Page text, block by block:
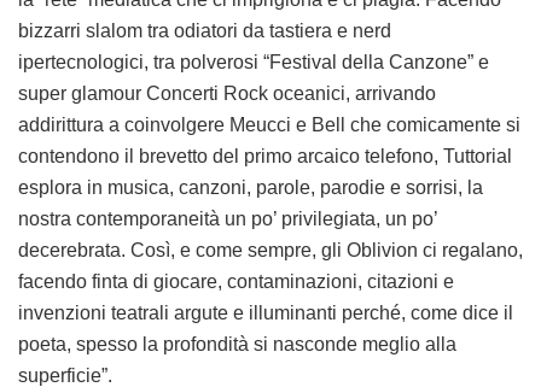
bizzarri slalom tra odiatori da tastiera e nerd
ipertecnologici, tra polverosi “Festival della Canzone” e
super glamour Concerti Rock oceanici, arrivando
addirittura a coinvolgere Meucci e Bell che comicamente si
contendono il brevetto del primo arcaico telefono, Tuttorial
esplora in musica, canzoni, parole, parodie e sorrisi, la
nostra contemporaneità un po’ privilegiata, un po’
decerebrata. Così, e come sempre, gli Oblivion ci regalano,
facendo finta di giocare, contaminazioni, citazioni e
invenzioni teatrali argute e illuminanti perché, come dice il
poeta, spesso la profondità si nasconde meglio alla
superficie”.